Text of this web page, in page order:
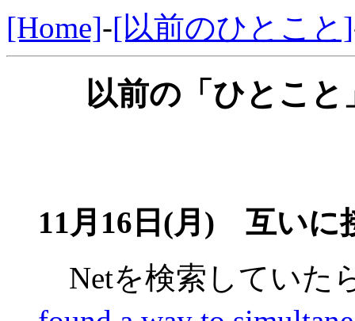
[Home]-[以前のひとこと]
以前の「ひとこ
11月16日(月) 互いに
Netを検索していた